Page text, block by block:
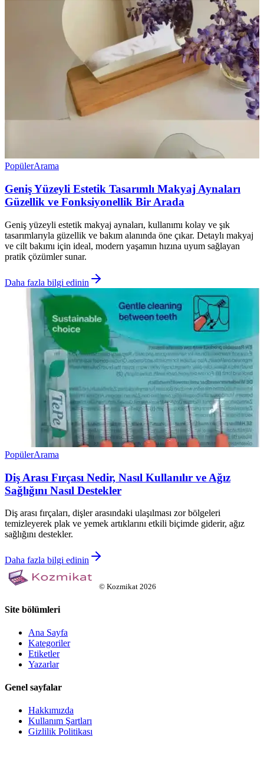
PopülerArama
Geniş Yüzeyli Estetik Tasarımlı Makyaj Aynaları
Güzellik ve Fonksiyonellik Bir Arada
Geniş yüzeyli estetik makyaj aynaları, kullanımı kolay ve şık
tasarımlarıyla güzellik ve bakım alanında öne çıkar. Detaylı makyaj
ve cilt bakımı için ideal, modern yaşamın hızına uyum sağlayan
pratik çözümler sunar.
Daha fazla bilgi edinin
PopülerArama
Diş Arası Fırçası Nedir, Nasıl Kullanılır ve Ağız
Sağlığını Nasıl Destekler
Diş arası fırçaları, dişler arasındaki ulaşılması zor bölgeleri
temizleyerek plak ve yemek artıklarını etkili biçimde giderir, ağız
sağlığını destekler.
Daha fazla bilgi edinin
© Kozmikat 2026
Site bölümleri
Ana Sayfa
Kategoriler
Etiketler
Yazarlar
Genel sayfalar
Hakkımızda
Kullanım Şartları
Gizlilik Politikası